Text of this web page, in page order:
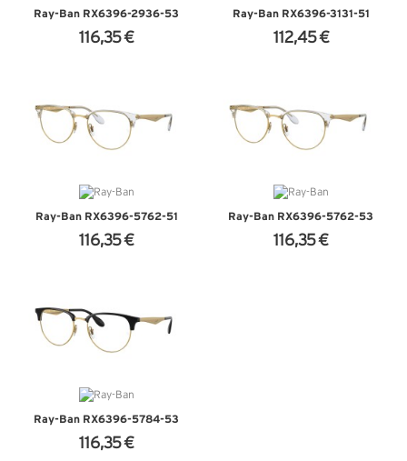
Ray-Ban RX6396-2936-53
116,35 €
Ray-Ban RX6396-3131-51
112,45 €
Ray-Ban RX6396-5762-51
116,35 €
Ray-Ban RX6396-5762-53
116,35 €
Ray-Ban RX6396-5784-53
116,35 €